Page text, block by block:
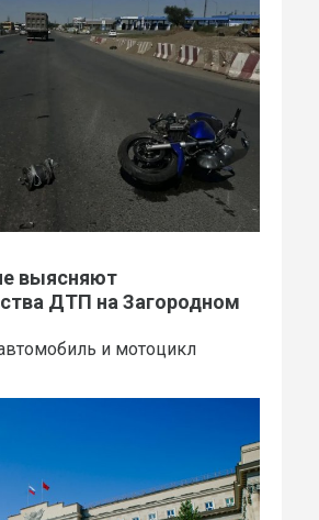
выясняют
ДТП на Загородном
и мотоцикл